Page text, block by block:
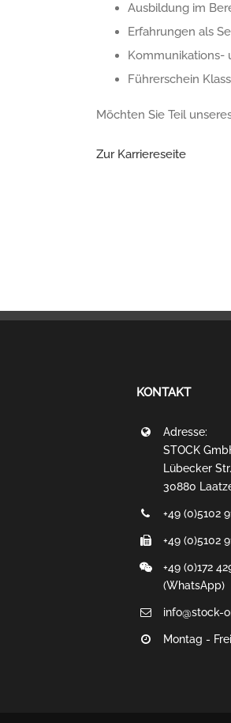
Ausbildung im
Erfahrungen als
Kommunikations-
Führerschein
Möchten Sie Teil
Zur Karriereseite
KONTAKT
Adresse:
STOCK
Lübecker
30880
+49 (0)5102
+49 (0)5102
+49 (0)172
(WhatsApp)
info@stock-
Montag -